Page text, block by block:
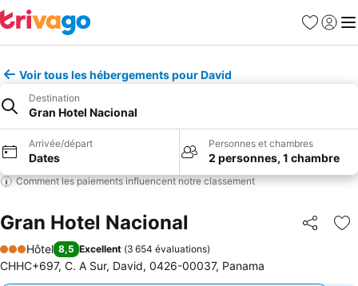
Favoris
Se
Voir tous les hébergements pour David
Destination
Gran Hotel Nacional
Arrivée/départ
Dates
Personnes et chambres
2 personnes, 1 chambre
Comment les paiements influencent notre classement
Gran Hotel Nacional Partager
3 Étoiles
Hôtel 8,5 Excellent (3 654 évaluations)
CHHC+697, C. A Sur, David, 0426-00037, Panama